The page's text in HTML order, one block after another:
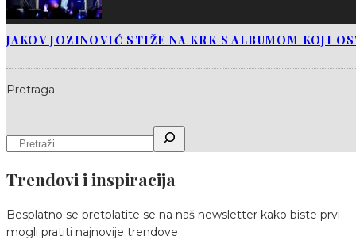
JAKOV JOZINOVIĆ STIŽE NA KRK S ALBUMOM KOJI
Pretraga
Trendovi i inspiracija
Besplatno se pretplatite se na naš newsletter kako biste prvi
mogli pratiti najnovije trendove